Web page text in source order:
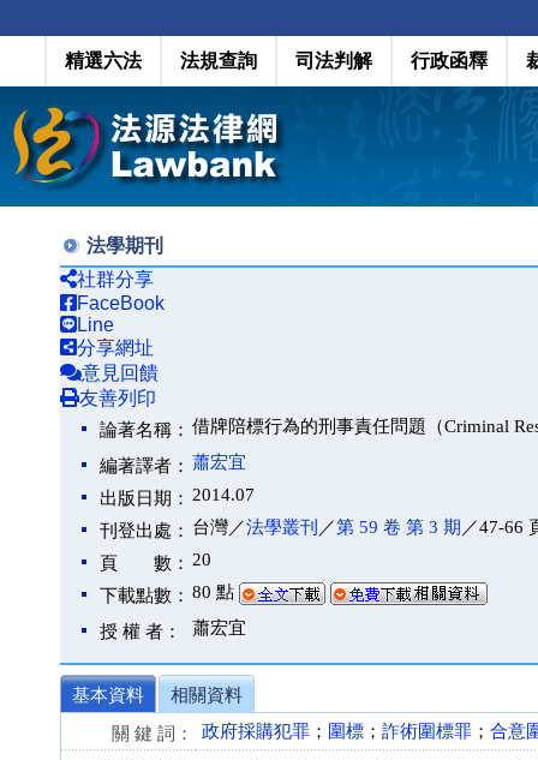
精選六法 法規查詢 司法判解 行政函釋
法學期刊
社群分享
FaceBook
Line
分享網址
意見回饋
友善列印
論著名稱： 借牌陪標行為的刑事責任問題（Criminal
編著譯者： 蕭宏宜
出版日期： 2014.07
刊登出處： 台灣／法學叢刊 ／第 59 卷 第 3 期 ／47-66
頁 數： 20
下載點數： 80 點
授 權 者： 蕭宏宜
基本資料
相關資料
關 鍵 詞：
政府採購犯罪 ； 圍標 ； 詐術圍標罪 ； 合意